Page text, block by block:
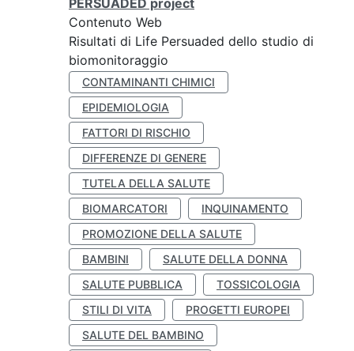
PERSUADED project
Contenuto Web
Risultati di Life Persuaded dello studio di
biomonitoraggio
CONTAMINANTI CHIMICI
EPIDEMIOLOGIA
FATTORI DI RISCHIO
DIFFERENZE DI GENERE
TUTELA DELLA SALUTE
BIOMARCATORI
INQUINAMENTO
PROMOZIONE DELLA SALUTE
BAMBINI
SALUTE DELLA DONNA
SALUTE PUBBLICA
TOSSICOLOGIA
STILI DI VITA
PROGETTI EUROPEI
SALUTE DEL BAMBINO